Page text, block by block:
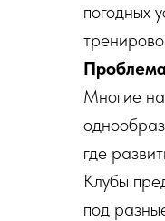
погодных
Многие
где
Клубы
под